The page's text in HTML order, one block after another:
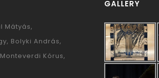
Mátyás
Bolyki András
Kórus
GALLERY